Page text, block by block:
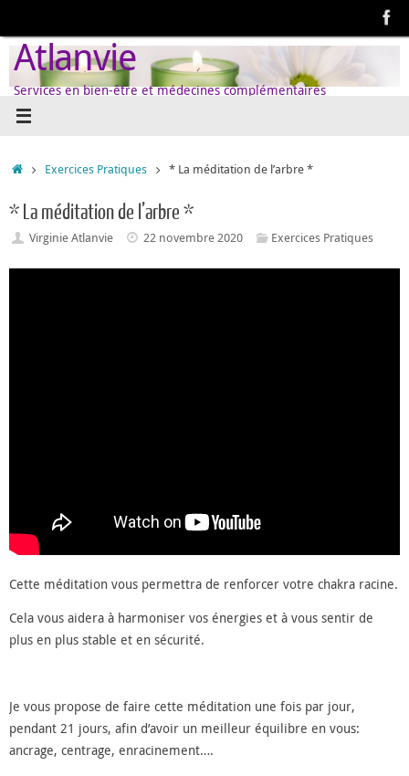
au
contenu
Atlanvie
Services en bien-être et médecines complémentaires
AccueilExercices Pratiques * La méditation de l’arbre *
* La méditation de l’arbre *
Virginie Atlanvie 22 novembre 2020 Exercices Pratiques
Cette méditation vous permettra de renforcer votre chakra racine.
Cela vous aidera à harmoniser vos énergies et à vous sentir de
plus en plus stable et en sécurité.
Je vous propose de faire cette méditation une fois par jour,
pendant 21 jours, afin d’avoir un meilleur équilibre en vous:
ancrage, centrage, enracinement….